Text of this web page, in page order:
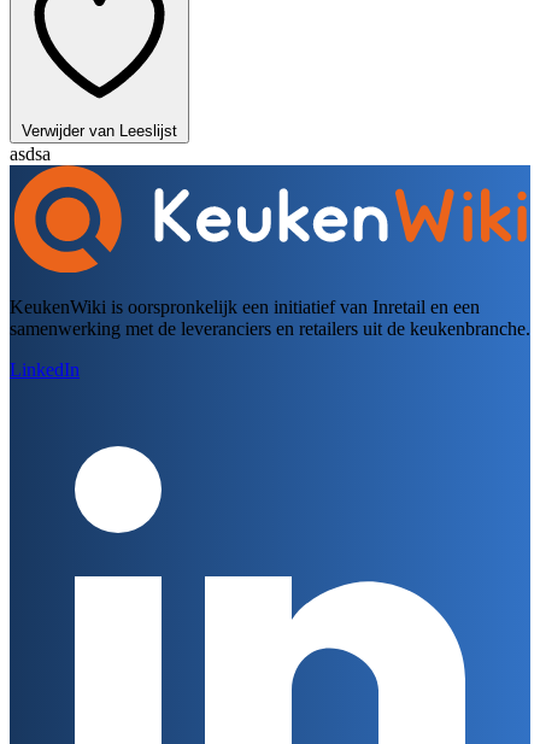
Verwijder van Leeslijst
asdsa
KeukenWiki is oorspronkelijk een initiatief van Inretail en een
samenwerking met de leveranciers en retailers uit de keukenbranche.
LinkedIn